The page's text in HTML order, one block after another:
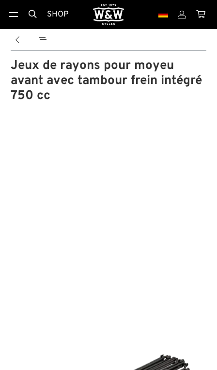
 SHOP  
 
Jeux de rayons pour moyeu
avant avec tambour frein intégré
750 cc